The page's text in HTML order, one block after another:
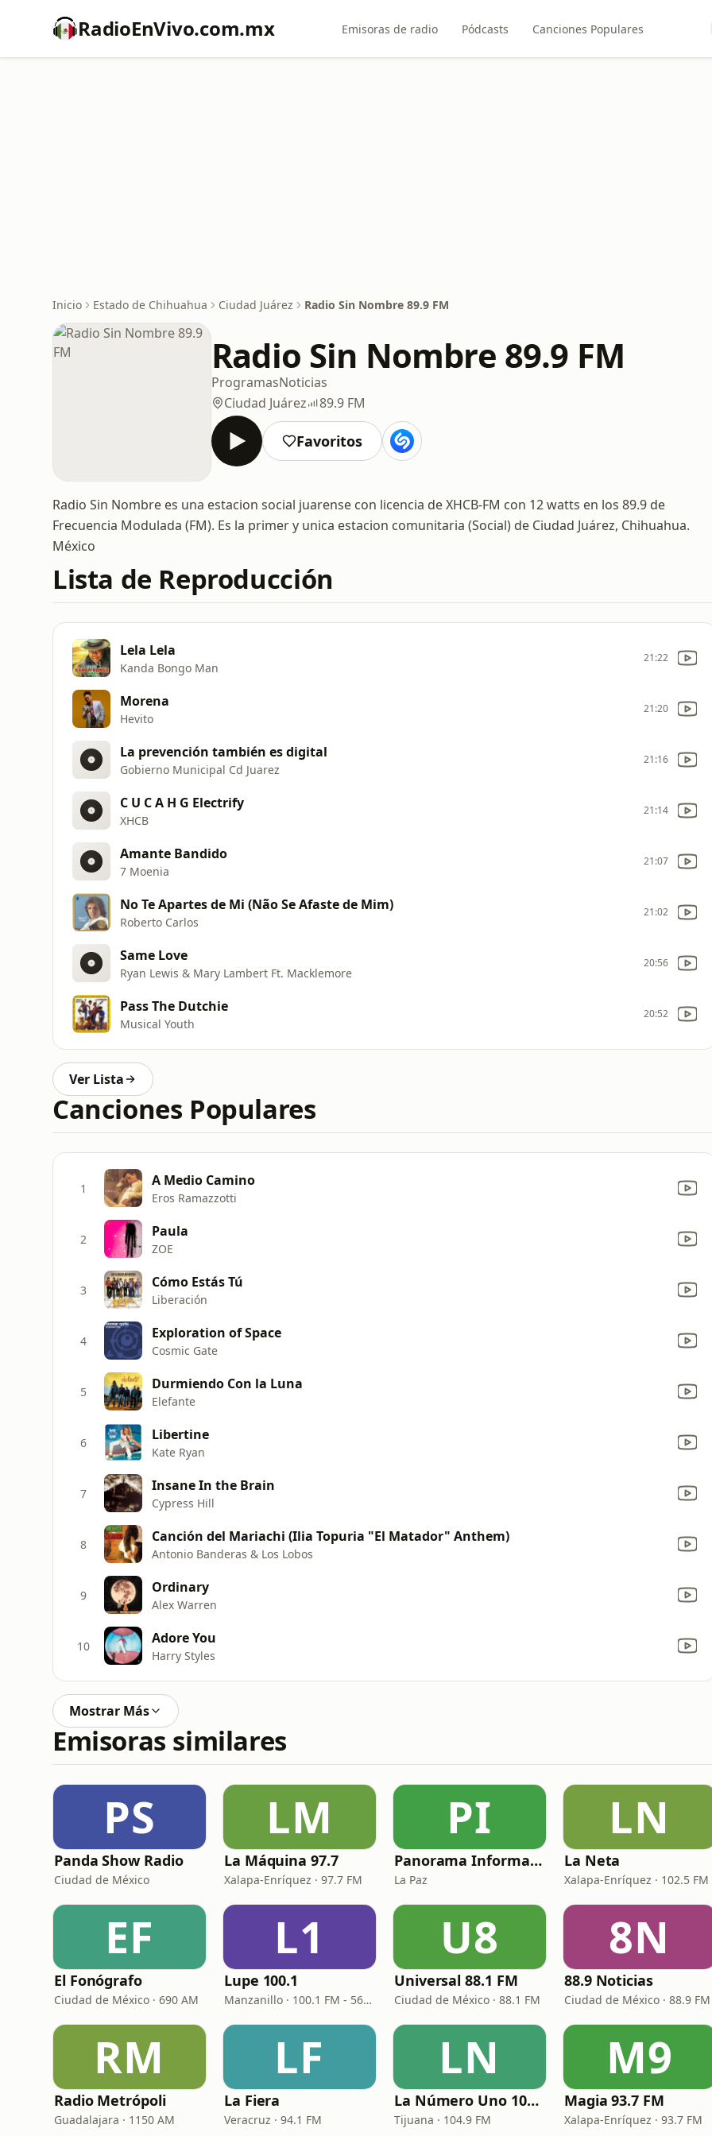
RadioEnVivo.com.mx Emisoras de radio Pódcasts Canciones Populares
Inicio Estado de Chihuahua Ciudad Juárez Radio Sin Nombre 89.9 FM
Radio Sin Nombre 89.9 FM
ProgramasNoticias
Ciudad Juárez
89.9 FM
Favoritos
Radio Sin Nombre es una estacion social juarense con licencia de XHCB-FM con 12 watts en los 89.9 de
Frecuencia Modulada (FM). Es la primer y unica estacion comunitaria (Social) de Ciudad Juárez, Chihuahua.
México
Lista de Reproducción
Lela Lela
Kanda Bongo Man
21:22
Morena
Hevito
21:20
La prevención también es digital
Gobierno Municipal Cd Juarez
21:16
C U C A H G Electrify
XHCB
21:14
Amante Bandido
7 Moenia
21:07
No Te Apartes de Mi (Não Se Afaste de Mim)
Roberto Carlos
21:02
Same Love
Ryan Lewis & Mary Lambert Ft. Macklemore
20:56
Pass The Dutchie
Musical Youth
20:52
Ver Lista
Canciones Populares
1 A Medio Camino
Eros Ramazzotti
2 Paula
ZOE
3 Cómo Estás Tú
Liberación
4 Exploration of Space
Cosmic Gate
5 Durmiendo Con la Luna
Elefante
6 Libertine
Kate Ryan
7 Insane In the Brain
Cypress Hill
8 Canción del Mariachi (Ilia Topuria "El Matador" Anthem)
Antonio Banderas & Los Lobos
9 Ordinary
Alex Warren
10 Adore You
Harry Styles
Mostrar Más
Emisoras similares
PS
Panda Show Radio
Ciudad de México
LM
La Máquina 97.7
Xalapa-Enríquez · 97.7 FM
PI
Panorama Informativo
La Paz
LN
La Neta
Xalapa-Enríquez · 102.5 FM
EF
El Fonógrafo
Ciudad de México · 690 AM
L1
Lupe 100.1
Manzanillo · 100.1 FM - 560 AM
U8
Universal 88.1 FM
Ciudad de México · 88.1 FM
8N
88.9 Noticias
Ciudad de México · 88.9 FM
RM
Radio Metrópoli
Guadalajara · 1150 AM
LF
La Fiera
Veracruz · 94.1 FM
LN
La Número Uno 104.9 FM
Tijuana · 104.9 FM
M9
Magia 93.7 FM
Xalapa-Enríquez · 93.7 FM